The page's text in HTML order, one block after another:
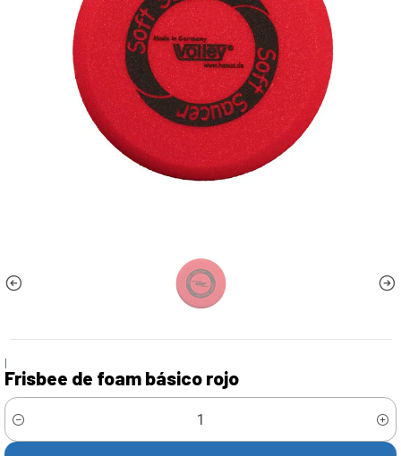
|
Frisbee de foam básico rojo
Cantidad